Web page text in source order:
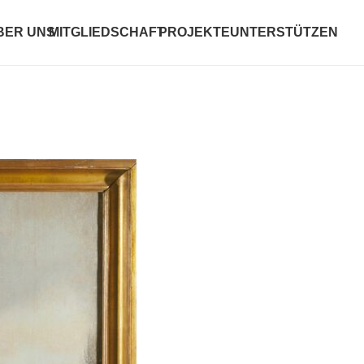
UNSMITGLIEDSCHAFTPROJEKTEUNTERSTÜTZEN